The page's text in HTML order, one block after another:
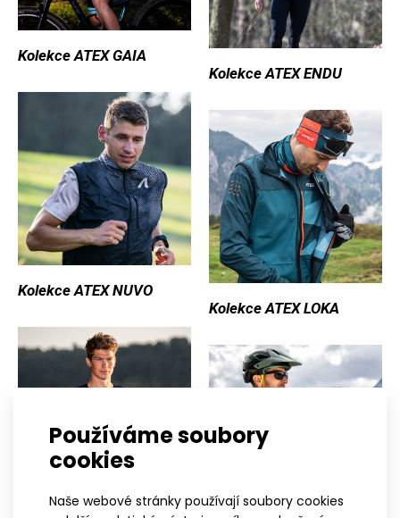
Používáme soubory
cookies
Naše webové stránky používají soubory cookies
Kolekce ATEX GAIA
Kolekce ATEX ENDU
Kolekce ATEX NUVO
Kolekce ATEX LOKA